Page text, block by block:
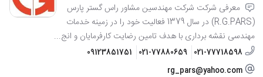
معرفی شرکت شرکت مهندسین مشاور راس گستر پارس
(R.G.PARS) در سال 1379 فعالیت خود را در زمینه خدمات
مهندسی نقشه برداری با هدف تامین رضایت کارفرمایان و انج...
021-77718598
021-77880659
09123851751
rg_pars@yahoo.com